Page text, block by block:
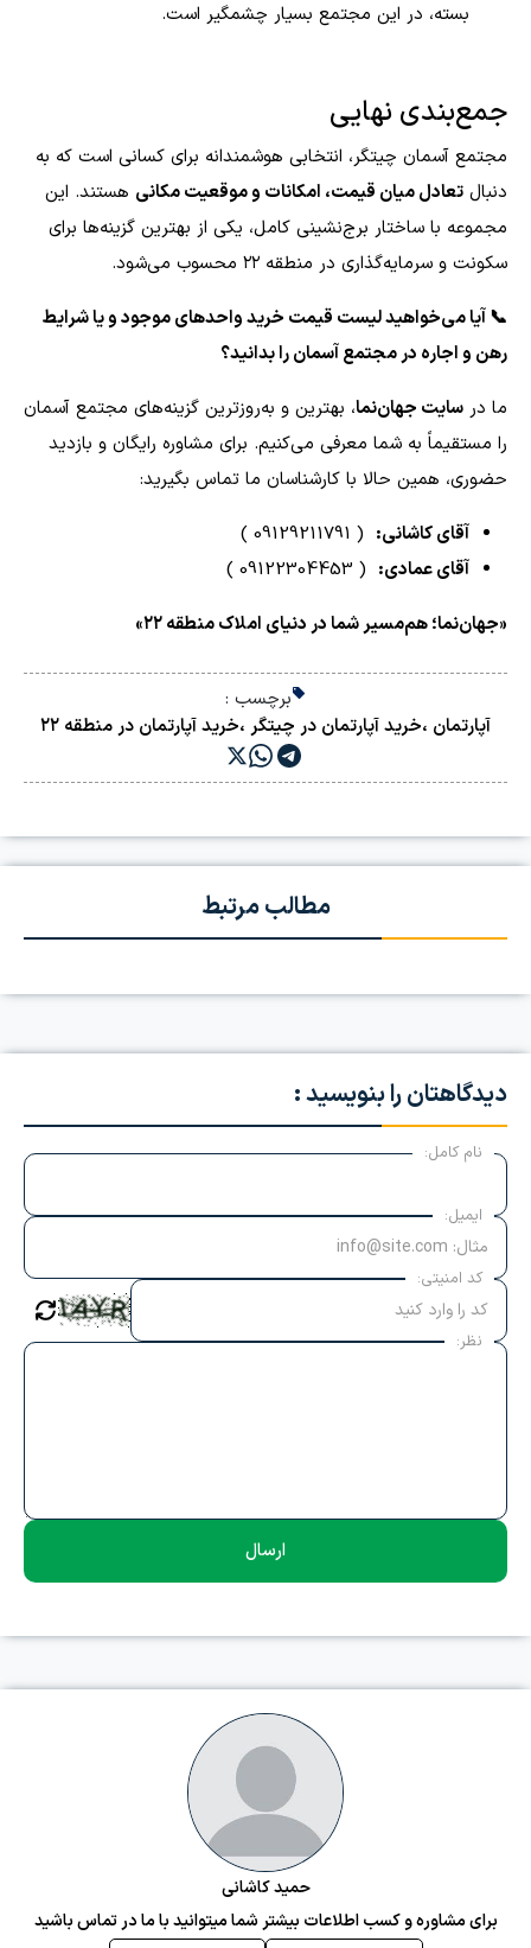
بسته، در این مجتمع بسیار چشمگیر است.
جمع‌بندی نهایی
مجتمع آسمان چیتگر، انتخابی هوشمندانه برای کسانی است که به
دنبال تعادل میان قیمت، امکانات و موقعیت مکانی هستند. این
مجموعه با ساختار برج‌نشینی کامل، یکی از بهترین گزینه‌ها برای
سکونت و سرمایه‌گذاری در منطقه ۲۲ محسوب می‌شود.
📞 آیا می‌خواهید لیست قیمت‌ خرید واحدهای موجود و یا شرایط
رهن و اجاره در مجتمع آسمان را بدانید؟
ما در سایت جهان‌نما، بهترین و به‌روزترین گزینه‌های مجتمع آسمان
را مستقیماً به شما معرفی می‌کنیم. برای مشاوره رایگان و بازدید
حضوری، همین حالا با کارشناسان ما تماس بگیرید:
آقای کاشانی: ( 09129211791 )
آقای عمادی: ( 09122304453 )
«جهان‌نما؛ هم‌مسیر شما در دنیای املاک منطقه ۲۲»
برچسب :
آپارتمان ،خرید آپارتمان در چیتگر ،خرید آپارتمان در منطقه ۲۲
مطالب مرتبط
دیدگاهتان را بنویسید :
نام کامل:
ایمیل:
کد امنیتی:
نظر:
ارسال
حمید کاشانی
برای مشاوره و کسب اطلاعات بیشتر شما میتوانید با ما در تماس باشید